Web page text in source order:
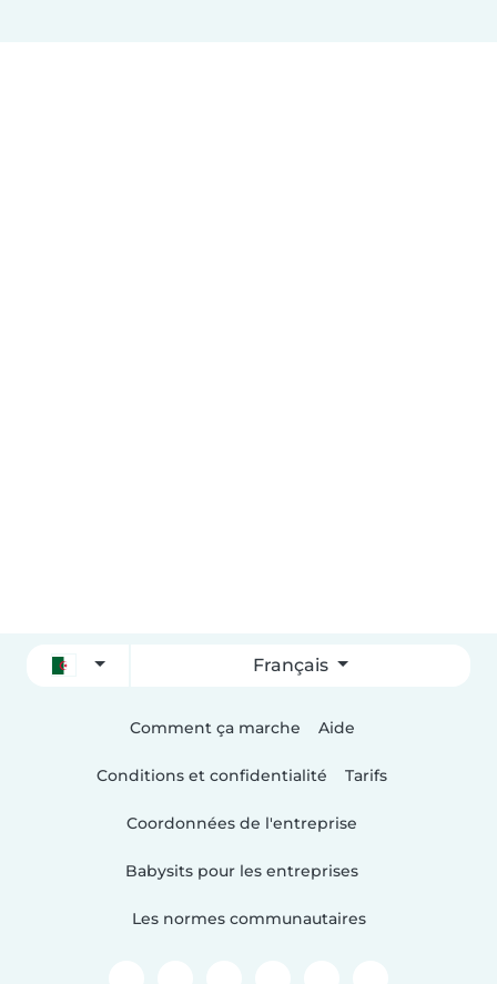
Français
Comment ça marche Aide
Conditions et confidentialité Tarifs
Coordonnées de l'entreprise
Babysits pour les entreprises
Les normes communautaires